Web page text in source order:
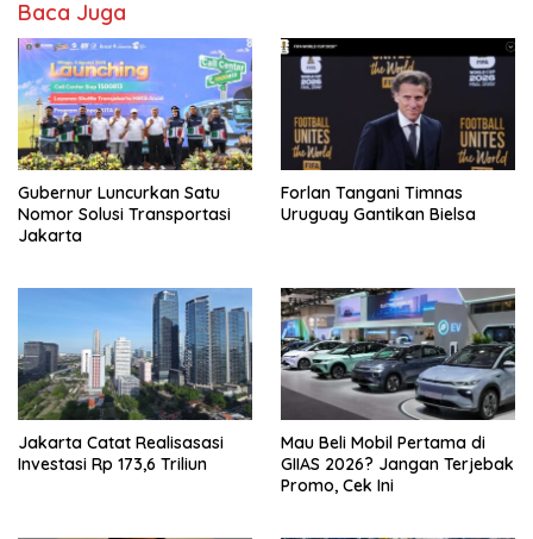
Baca Juga
Gubernur Luncurkan Satu
Nomor Solusi Transportasi
Jakarta
Forlan Tangani Timnas
Uruguay Gantikan Bielsa
Jakarta Catat Realisasasi
Investasi Rp 173,6 Triliun
Mau Beli Mobil Pertama di
GIIAS 2026? Jangan Terjebak
Promo, Cek Ini